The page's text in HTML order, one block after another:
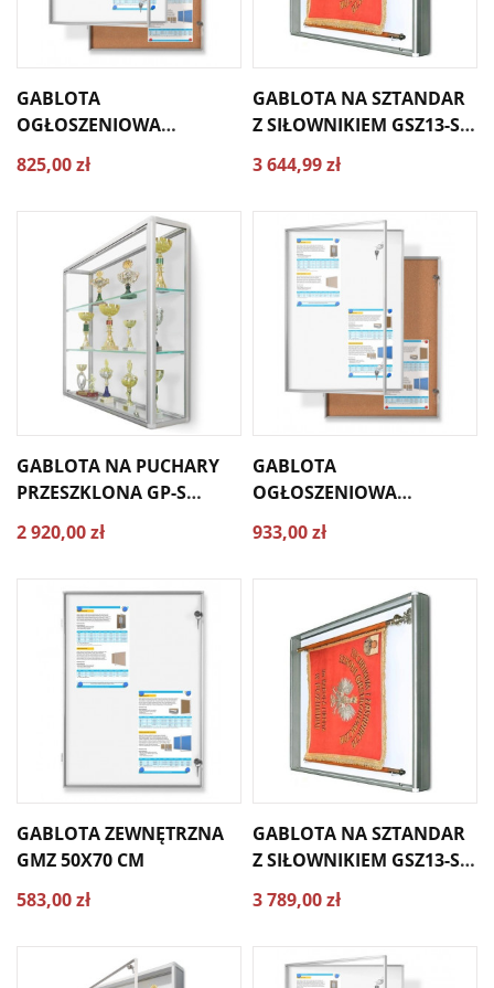
GABLOTA
OGŁOSZENIOWA
WEWNĘTRZNA GMR
70X100 CM
825,00 zł
GABLOTA NA SZTANDAR
Z SIŁOWNIKIEM GSZ13-SI
160X130X13CM
3 644,99 zł
GABLOTA NA PUCHARY
PRZESZKLONA GP-S
180X120X25CM
2 920,00 zł
GABLOTA
OGŁOSZENIOWA
WEWNĘTRZNA GMR
80X120 CM
933,00 zł
GABLOTA ZEWNĘTRZNA
GMZ 50X70 CM
583,00 zł
GABLOTA NA SZTANDAR
Z SIŁOWNIKIEM GSZ13-SI
170X140X13CM
3 789,00 zł